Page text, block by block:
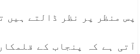
پس منظر پر نظر ڈالتے ہیں
آتی ہے کہ پنجاب کے